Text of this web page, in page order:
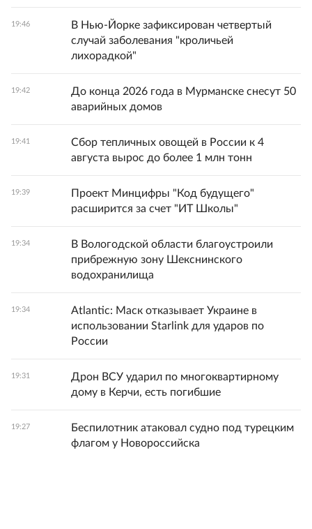
19:46
В Нью-Йорке зафиксирован четвертый
случай заболевания "кроличьей
лихорадкой"
19:42
До конца 2026 года в Мурманске снесут 50
аварийных домов
19:41
Сбор тепличных овощей в России к 4
августа вырос до более 1 млн тонн
19:39
Проект Минцифры "Код будущего"
расширится за счет "ИТ Школы"
19:34
В Вологодской области благоустроили
прибрежную зону Шекснинского
водохранилища
19:34
Atlantic: Маск отказывает Украине в
использовании Starlink для ударов по
России
19:31
Дрон ВСУ ударил по многоквартирному
дому в Керчи, есть погибшие
19:27
Беспилотник атаковал судно под турецким
флагом у Новороссийска